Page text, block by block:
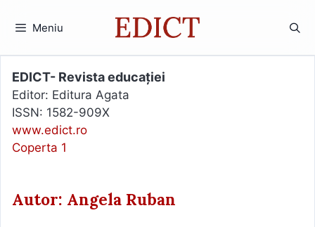
Meniu
EDICT- Revista educației
Editor: Editura Agata
ISSN: 1582-909X
www.edict.ro
Coperta 1
Autor: Angela Ruban